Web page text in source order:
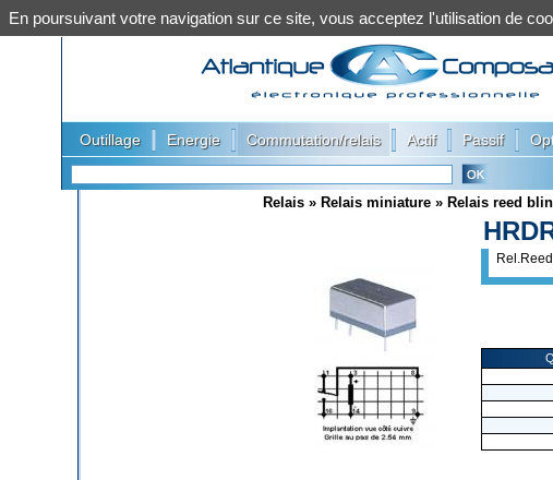
Outillage Energie Commutation/relais Actif Passif
Relais » Relais miniature » Relais reed
En poursuivant votre navigation sur ce site, vous acceptez l'utilisation de